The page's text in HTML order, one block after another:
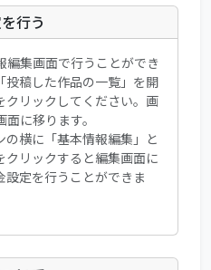
行う
編集画面で行うことができ
投稿した作品の一覧」を開
クリックしてください。画
に移ります。
横に「基本情報編集」と
クリックすると編集画面に
定を行うことができま